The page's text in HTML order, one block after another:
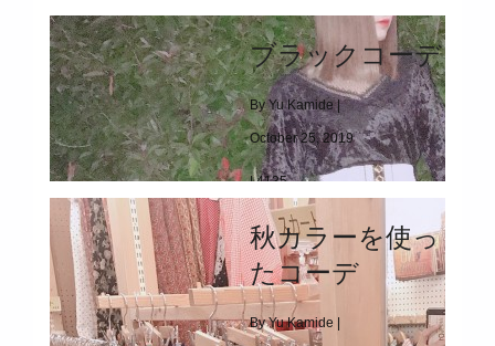
|3518
古着を使ったコスプレのご紹介
ブラックコーデ
By Yu Kamide |
October 25, 2019
|4135
ブラックコーデ
秋カラーを使っ
たコーデ
By Yu Kamide |